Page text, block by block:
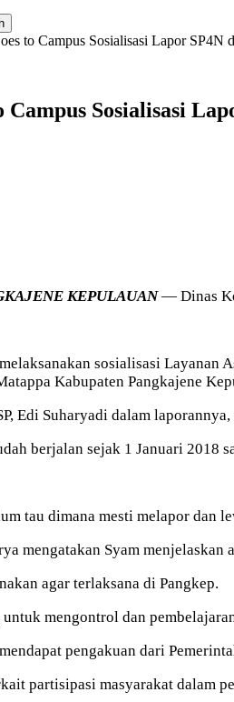
to Campus Sosialisasi Lapor SP4N
Campus Sosialisasi
KEPULAUAN— Dinas
sosialisasi Layanan
Kabupaten Pangkajene
Edi Suharyadi dalam
berjalan sejak 1 Januari 2018
tau dimana mesti melapor dan
mengatakan Syam
agar terlaksana di Pangkep.
mengontrol dan
pengakuan dari
partisipasi masyarakat dalam